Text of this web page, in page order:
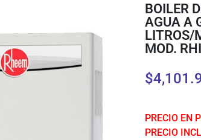
BOILER
AGUA A
LITROS/
MOD.
$
PRECIO EN
PRECIO